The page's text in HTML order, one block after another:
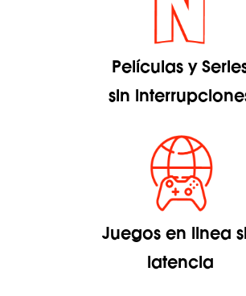
Películas y
sin
Juegos en linea
latencia